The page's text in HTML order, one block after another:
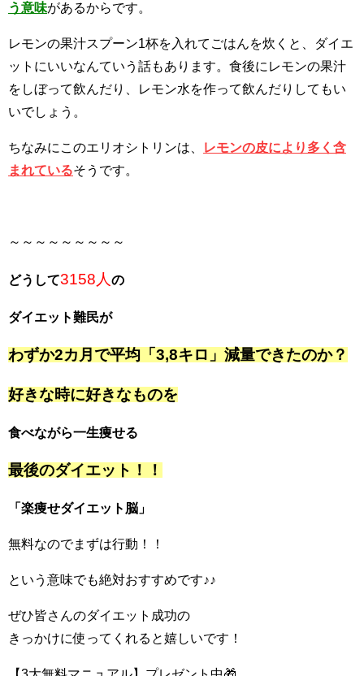
う意味があるからです。
レモンの果汁スプーン1杯を入れてごはんを炊くと、ダイエ
ットにいいなんていう話もあります。食後にレモンの果汁
をしぼって飲んだり、レモン水を作って飲んだりしてもい
いでしょう。
ちなみにこのエリオシトリンは、
レモンの皮により多く含
まれているそうです。
～～～～～～～～～
どうして3158人 の
ダイエット難民が
わずか2カ月で平均「3,8キロ」減量できたのか？
好きな時に好きなものを
食べながら一生痩せる
最後のダイエット！！
「楽痩せダイエット脳」
無料なのでまずは行動！！
という意味でも絶対おすすめです♪♪
ぜひ皆さんのダイエット成功の
きっかけに使ってくれると嬉しいです！